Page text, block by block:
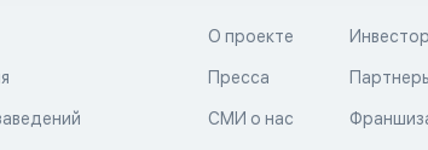
О проекте
Пресса
СМИ о нас